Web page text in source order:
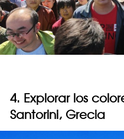
4. Explorar los
Santorini, Grecia